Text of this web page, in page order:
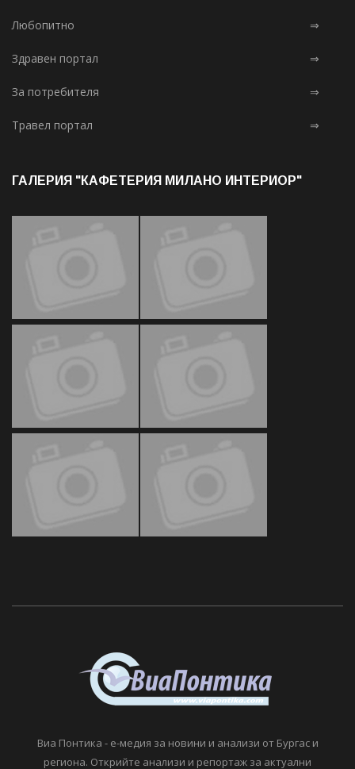
Любопитно ⇒
Здравен портал ⇒
За потребителя ⇒
Травел портал ⇒
ГАЛЕРИЯ "КАФЕТЕРИЯ МИЛАНО ИНТЕРИОР"
Виа Понтика - е-медия за новини и анализи от Бургас и
региона. Открийте анализи и репортаж за актуални